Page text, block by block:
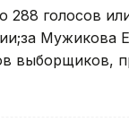
голосов
Мужикова
выборщиков,